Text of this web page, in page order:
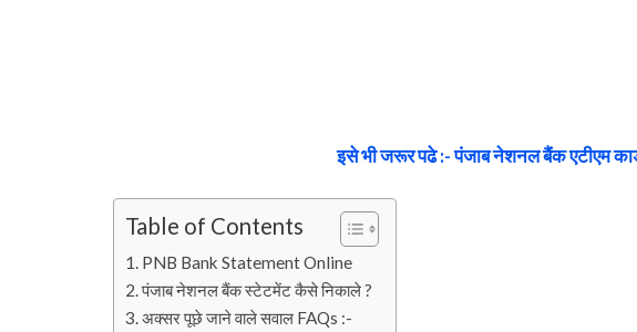
इसे भी जरूर पढे :- पंजाब नेशनल बैंक एटीएम
Table of Contents
PNB Bank Statement Online
पंजाब नेशनल बैंक स्टेटमेंट कैसे निकाले ?
अक्सर पूछे जाने वाले सवाल FAQs :-